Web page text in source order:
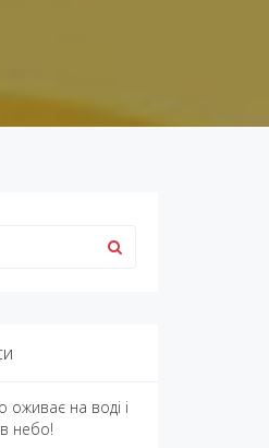
оживає на воді і
в небо!